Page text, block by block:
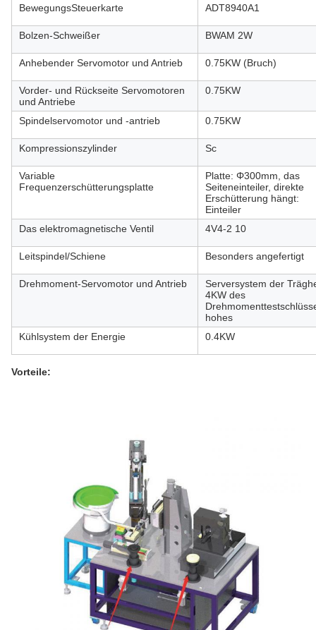
BewegungsSteuerkarte ADT8940A1
Bolzen-Schweißer BWAM 2W
Anhebender Servomotor und Antrieb 0.75KW (Bruch)
Vorder- und Rückseite Servomotoren
und Antriebe
0.75KW
Spindelservomotor und -antrieb 0.75KW
Kompressionszylinder Sc
Variable
Frequenzerschütterungsplatte
Platte: Φ300mm, das
Seiteneinteiler, direkte
Erschütterung hängt:
Einteiler
Das elektromagnetische Ventil
4V4-2 10
Leitspindel/Schiene Besonders angefertigt
Drehmoment-Servomotor und Antrieb
Serversystem der
4KW des
hohes
Kühlsystem der Energie
0.4KW
Vorteile: